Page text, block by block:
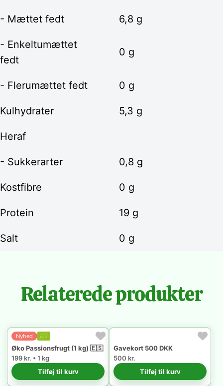
- Mættet fedt 6,8 g
- Enkeltumættet
fedt
0 g
- Flerumættet fedt 0 g
Kulhydrater 5,3 g
Heraf
- Sukkerarter 0,8 g
Kostfibre 0 g
Protein 19 g
Salt 0 g
Relaterede produkter
Nyhed
Øko Passionsfrugt (1 kg) 🇪🇸
199 kr. • 1 kg
Tilføj til kurv
Gavekort 500 DKK
500 kr.
Tilføj til kurv